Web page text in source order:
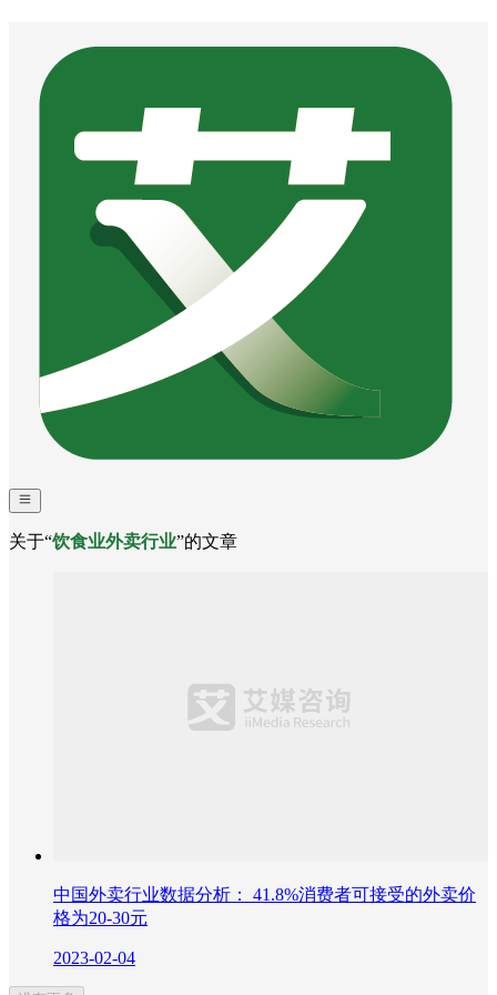
关于“饮食业外卖行业”的文章
中国外卖行业数据分析： 41.8%消费者可接受的外卖价
格为20-30元
2023-02-04